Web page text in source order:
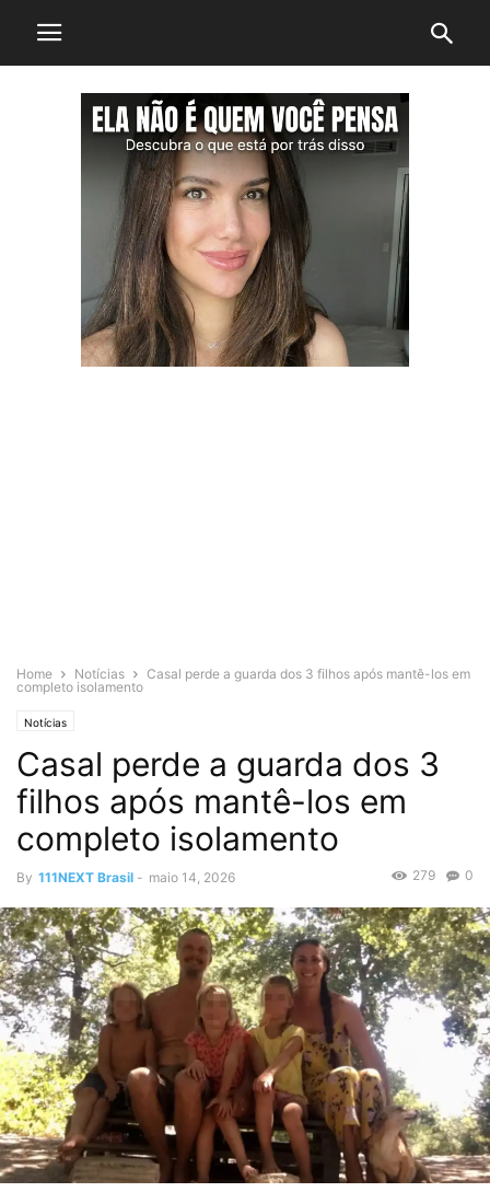
Home Notícias
Casal perde a guarda dos 3 filhos após mantê-los em
completo isolamento
Notícias
Casal perde a guarda dos 3
filhos após mantê-los em
completo isolamento
By 111NEXT Brasil - maio 14, 2026 0
279